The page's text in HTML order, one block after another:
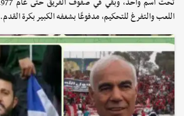
اللعب والتفرغ للتحكيم، مدفوعًا بشغفه الكبير بكرة القدم.